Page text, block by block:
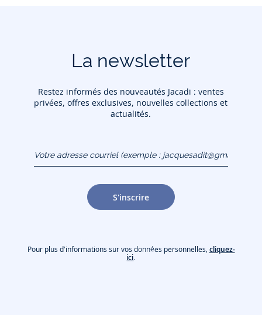
La newsletter
Restez informés des nouveautés Jacadi : ventes
privées, offres exclusives, nouvelles collections et
actualités.
(exemple :
jacquesadit@gmail.com)
S'inscrire
Pour plus d'informations sur vos données personnelles, cliquez-
ici.